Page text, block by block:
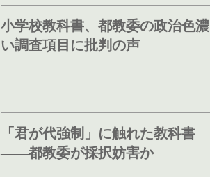
小学校教科書、都教委の政治色濃
い調査項目に批判の声
「君が代強制」に触れた教科書
――都教委が採択妨害か